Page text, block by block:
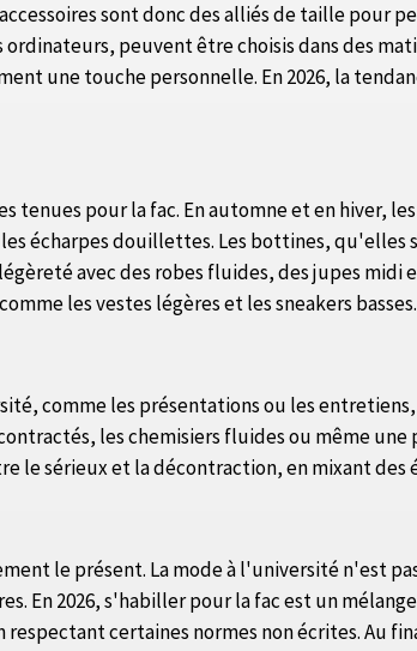
sont donc des alliés de taille pour
peuvent être choisis dans des
une touche personnelle. En 2026, la
pour la fac. En automne et en hiver,
écharpes douillettes. Les bottines,
avec des robes fluides, des jupes
les vestes légères et les sneakers basses.
comme les présentations ou les
les chemisiers fluides ou même
sérieux et la décontraction, en mixant des
le présent. La mode à l'université n'est
En 2026, s'habiller pour la fac est un
certaines normes non écrites. Au